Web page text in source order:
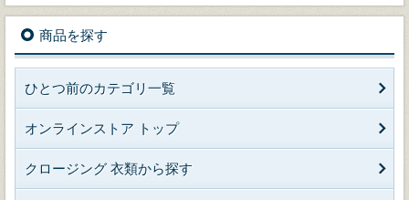
商品を探す
ひとつ前のカテゴリ一覧
オンラインストア トップ
クロージング 衣類から探す